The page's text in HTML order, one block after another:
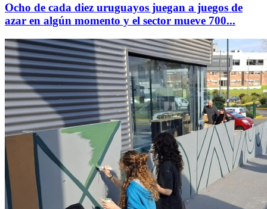
Ocho de cada diez uruguayos juegan a juegos de
azar en algún momento y el sector mueve 700...